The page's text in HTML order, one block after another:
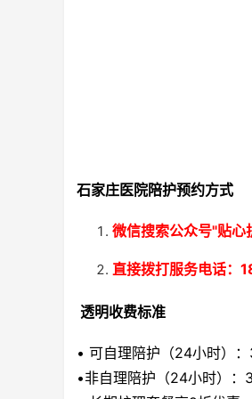
石家庄医院陪护预约方式
微信搜索公众号"贴心
直接拨打服务电话：
透明收费标准
• 可自理陪护（24小时）
•非自理陪护（24小时）：